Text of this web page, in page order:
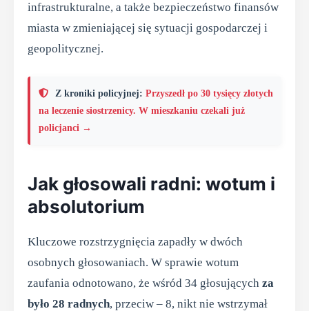
infrastrukturalne, a także bezpieczeństwo finansów
miasta w zmieniającej się sytuacji gospodarczej i
geopolitycznej.
Z kroniki policyjnej: Przyszedł po 30 tysięcy złotych
na leczenie siostrzenicy. W mieszkaniu czekali już
policjanci →
Jak głosowali radni: wotum i
absolutorium
Kluczowe rozstrzygnięcia zapadły w dwóch
osobnych głosowaniach. W sprawie wotum
zaufania odnotowano, że wśród 34 głosujących za
było 28 radnych, przeciw – 8, nikt nie wstrzymał